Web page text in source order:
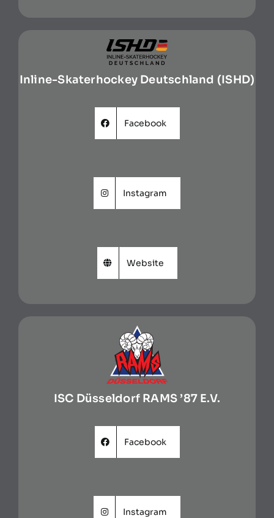
Inline-Skaterhockey Deutschland (ISHD)
Facebook
Instagram
Website
ISC Düsseldorf RAMS ’87 E.V.
Facebook
Instagram